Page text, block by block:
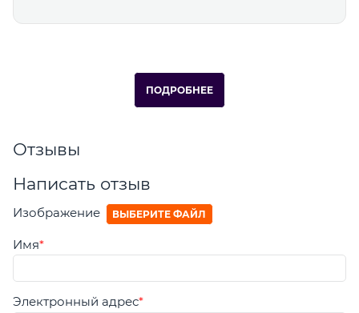
ПОДРОБНЕЕ
Отзывы
Написать отзыв
Изображение ВЫБЕРИТЕ ФАЙЛ
Имя
Электронный адрес